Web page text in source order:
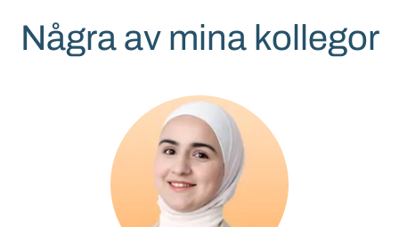
Några av mina kollegor